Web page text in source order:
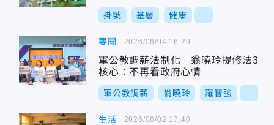
掛號 基層 健康
要聞
軍公教調薪法制化 翁曉玲提修法3
核心：不再看政府心情
軍公教調薪 翁曉玲 羅智強
2026/06/04 16:29
生活 2026/06/02 17:40